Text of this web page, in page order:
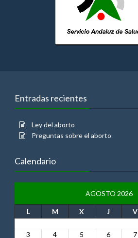
Entradas recientes
Ley del aborto
Preguntas sobre el aborto
Calendario
AGOSTO 2026
L M X J V
3
4 5 6 7